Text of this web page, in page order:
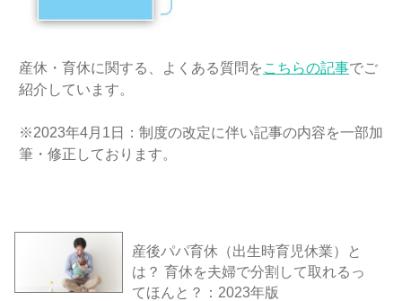
産休・育休に関する、よくある質問を こちらの記事でご
紹介しています。
※2023年4月1日：制度の改定に伴い記事の内容を一部加
筆・修正しております。
産後パパ育休（出生時育児休業）と
は？ 育休を夫婦で分割して取れるっ
てほんと？：2023年版